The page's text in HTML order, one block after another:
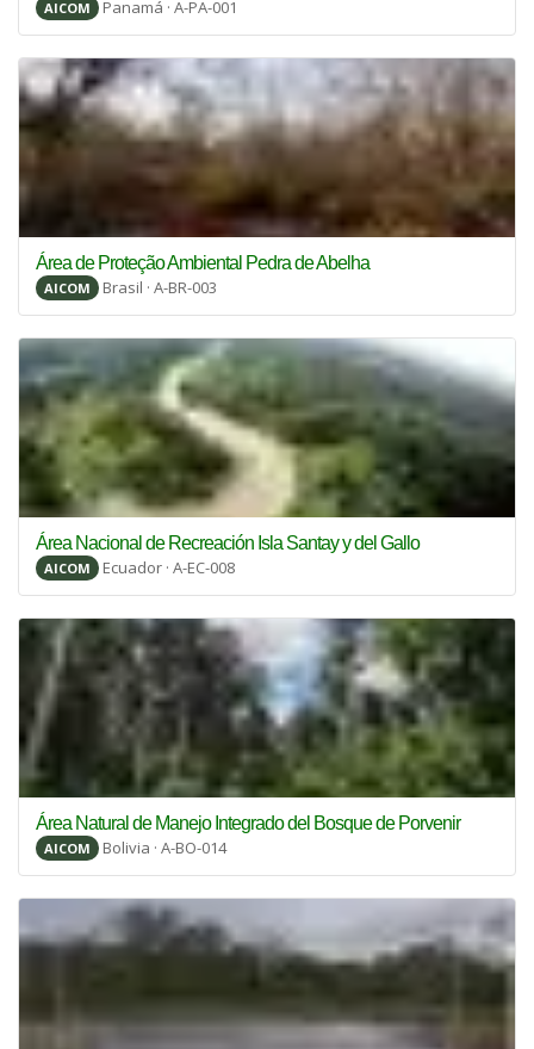
AICOM Panamá · A-PA-001
Área de Proteção Ambiental Pedra de Abelha
AICOM Brasil · A-BR-003
Área Nacional de Recreación Isla Santay y del Gallo
AICOM Ecuador · A-EC-008
Área Natural de Manejo Integrado del Bosque de Porvenir
AICOM Bolivia · A-BO-014